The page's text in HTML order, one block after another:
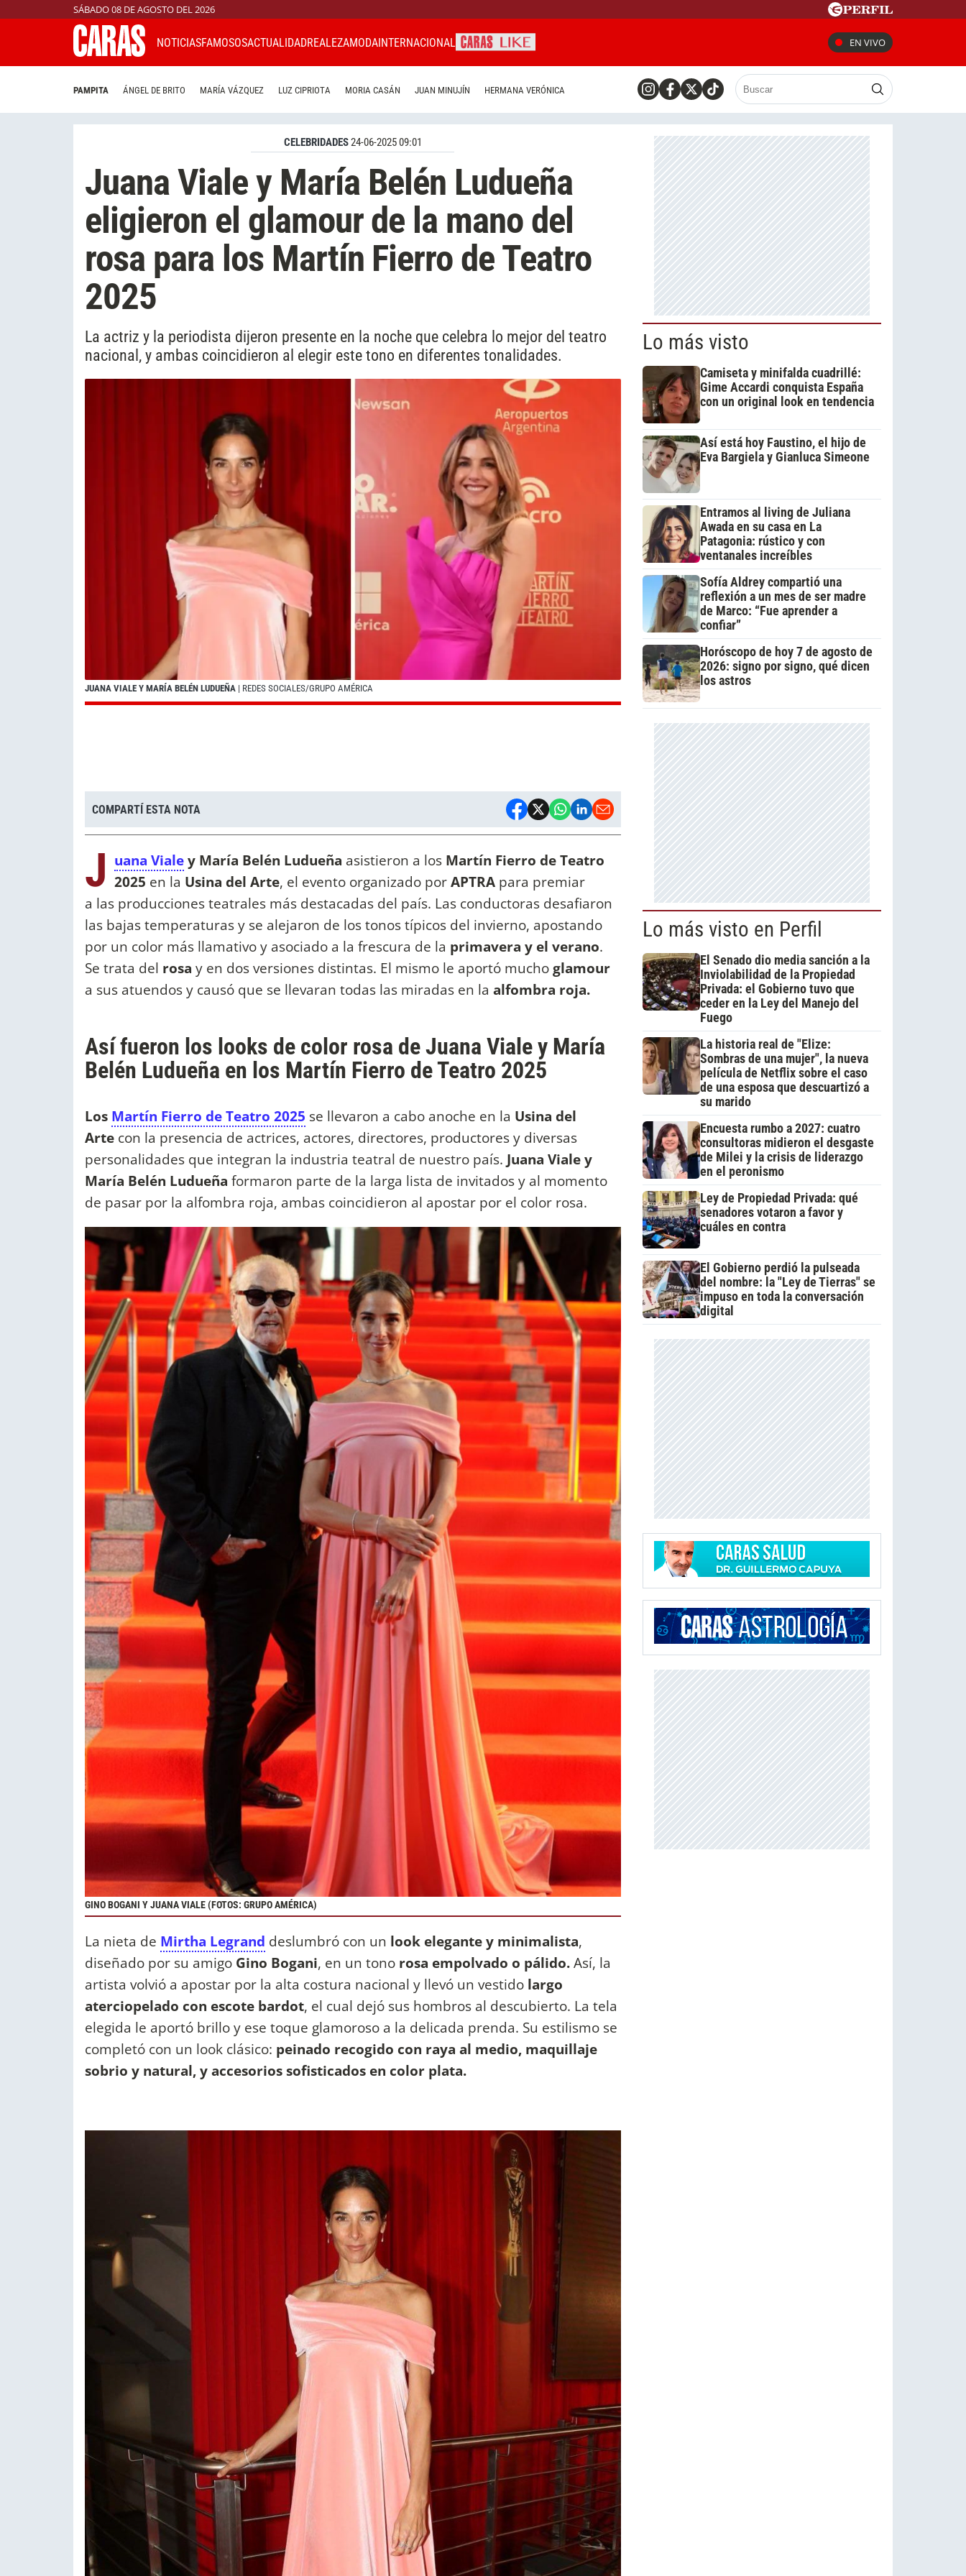
SÁBADO 08 DE AGOSTO DEL 2026
NOTICIASFAMOSOSACTUALIDADREALEZAMODAINTERNACIONAL EN VIVO
PAMPITA ÁNGEL DE BRITO MARÍA VÁZQUEZ LUZ CIPRIOTA MORIA CASÁN JUAN MINUJÍN HERMANA VERÓNICA
CELEBRIDADES24-06-2025 09:01
Juana Viale y María Belén Ludueña
eligieron el glamour de la mano del
rosa para los Martín Fierro de Teatro
2025
La actriz y la periodista dijeron presente en la noche que celebra lo mejor del teatro
nacional, y ambas coincidieron al elegir este tono en diferentes tonalidades.
JUANA VIALE Y MARÍA BELÉN LUDUEÑA | REDES SOCIALES/GRUPO AMÉRICA
COMPARTÍ ESTA NOTA
J uana Vialey María Belén Ludueña asistieron a los Martín Fierro de Teatro
2025 en la Usina del Arte, el evento organizado porAPTRA para premiar
a las producciones teatrales más destacadas del país. Las conductoras desafiaron
las bajas temperaturas y se alejaron de los tonos típicos del invierno, apostando
por un color más llamativo y asociado a la frescura de la primavera y el verano.
Se trata del rosa y en dos versiones distintas. El mismo le aportó muchoglamour
a sus atuendos y causó que se llevaran todas las miradas en la alfombra roja.
Así fueron los looks de color rosa de Juana Viale y María
Belén Ludueña en los Martín Fierro de Teatro 2025
Los Martín Fierro de Teatro 2025 se llevaron a cabo anoche en la Usina del
Arte con la presencia de actrices, actores, directores, productores y diversas
personalidades que integran la industria teatral de nuestro país. Juana Viale y
María Belén Ludueña formaron parte de la larga lista de invitados y al momento
de pasar por la alfombra roja, ambas coincidieron al apostar por el color rosa.
GINO BOGANI Y JUANA VIALE (FOTOS: GRUPO AMÉRICA)
La nieta de Mirtha Legrand deslumbró con un look elegante y minimalista,
diseñado por su amigo Gino Bogani, en un tono rosa empolvado o pálido.Así, la
artista volvió a apostar por la alta costura nacional y llevó un vestido largo
aterciopelado con escote bardot, el cual dejó sus hombros al descubierto. La tela
elegida le aportó brillo y ese toque glamoroso a la delicada prenda. Su estilismo se
completó con un look clásico: peinado recogido con raya al medio, maquillaje
sobrio y natural, y accesorios sofisticados en color plata.
Lo más visto
Camiseta y minifalda cuadrillé:
Gime Accardi conquista España
con un original look en tendencia
Así está hoy Faustino, el hijo de
Eva Bargiela y Gianluca Simeone
Entramos al living de Juliana
Awada en su casa en La
Patagonia: rústico y con
ventanales increíbles
Sofía Aldrey compartió una
reflexión a un mes de ser madre
de Marco: “Fue aprender a
confiar”
Horóscopo de hoy 7 de agosto de
2026: signo por signo, qué dicen
los astros
Lo más visto en Perfil
El Senado dio media sanción a la
Inviolabilidad de la Propiedad
Privada: el Gobierno tuvo que
ceder en la Ley del Manejo del
Fuego
La historia real de "Elize:
Sombras de una mujer", la nueva
película de Netflix sobre el caso
de una esposa que descuartizó a
su marido
Encuesta rumbo a 2027: cuatro
consultoras midieron el desgaste
de Milei y la crisis de liderazgo
en el peronismo
Ley de Propiedad Privada: qué
senadores votaron a favor y
cuáles en contra
El Gobierno perdió la pulseada
del nombre: la "Ley de Tierras" se
impuso en toda la conversación
digital